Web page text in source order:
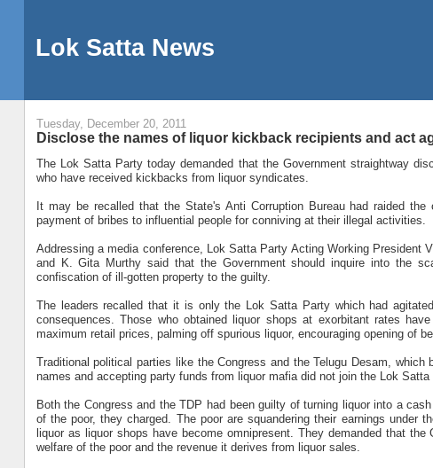
Lok Satta News
Tuesday, December 20, 2011
Disclose the names of liquor kickback recipients and act
The Lok Satta Party today demanded that the Government straightway
who have received kickbacks from liquor syndicates.
It may be recalled that the State's Anti Corruption Bureau had raided
payment of bribes to influential people for conniving at their illegal activities.
Addressing a media conference, Lok Satta Party Acting Working President
and K. Gita Murthy said that the Government should inquire into the
confiscation of ill-gotten property to the guilty.
The leaders recalled that it is only the Lok Satta Party which had
consequences. Those who obtained liquor shops at exorbitant rates
maximum retail prices, palming off spurious liquor, encouraging opening of
Traditional political parties like the Congress and the Telugu Desam,
names and accepting party funds from liquor mafia did not join the Lok
Both the Congress and the TDP had been guilty of turning liquor into a
of the poor, they charged. The poor are squandering their earnings under
liquor as liquor shops have become omnipresent. They demanded that
welfare of the poor and the revenue it derives from liquor sales.